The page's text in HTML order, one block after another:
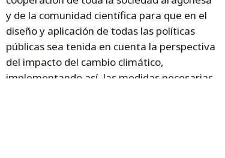
y de la comunidad científica para que en el
diseño y aplicación de todas las políticas
públicas sea tenida en cuenta la perspectiva
del impacto del cambio climático,
implementando así, las medidas necesarias